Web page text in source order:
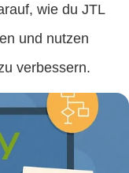
wie du JTL
und nutzen
verbessern.